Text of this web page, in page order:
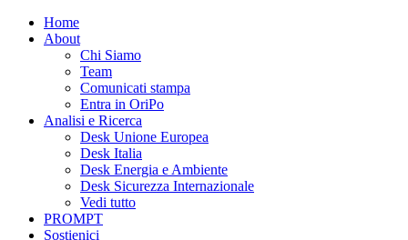
Home
About
Chi Siamo
Team
Comunicati stampa
Entra in OriPo
Analisi e Ricerca
Desk Unione Europea
Desk Italia
Desk Energia e Ambiente
Desk Sicurezza Internazionale
Vedi tutto
PROMPT
Sostienici